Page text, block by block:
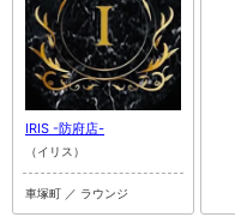
IRIS -防府店-
（イリス）
車塚町 ／ ラウンジ